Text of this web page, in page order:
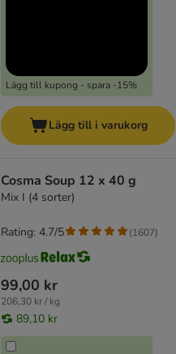
Lägg till kupong - spara -15%
Lägg till i varukorg
Cosma Soup 12 x 40 g
Mix I (4 sorter)
99,00 kr
206,30 kr / kg
89,10 kr
Rating: 4.7/5 (1607)